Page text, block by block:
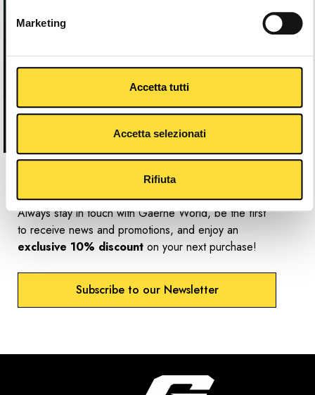
Marketing
Accetta tutti
Accetta selezionati
Rifiuta
Always stay in touch with Gaerne World, be the first
to receive news and promotions, and enjoy an
exclusive 10% discount on your next purchase!
Subscribe to our Newsletter